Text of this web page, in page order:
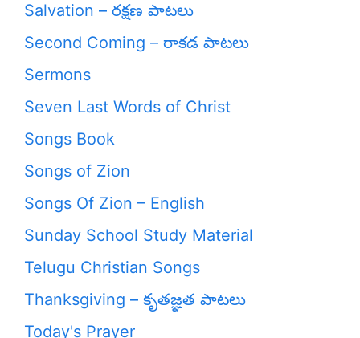
Salvation – రక్షణ పాటలు
Second Coming – రాకడ పాటలు
Sermons
Seven Last Words of Christ
Songs Book
Songs of Zion
Songs Of Zion – English
Sunday School Study Material
Telugu Christian Songs
Thanksgiving – కృతజ్ఞత పాటలు
Today's Prayer